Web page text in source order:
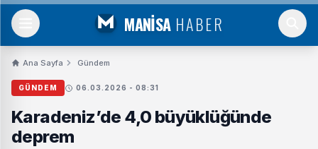
MANİSA HABER
Ana Sayfa Gündem
GÜNDEM 06.03.2026 - 08:31
Karadeniz’de 4,0 büyüklüğünde
deprem